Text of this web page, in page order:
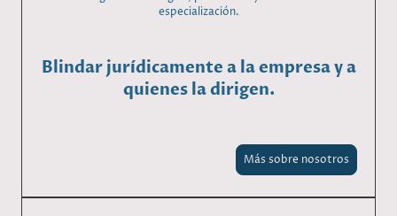
especialización.
Blindar jurídicamente a la empresa y a
quienes la dirigen.
Más sobre nosotros